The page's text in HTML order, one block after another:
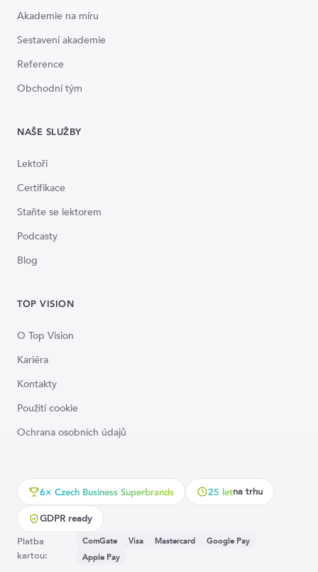
Akademie na míru
Sestavení akademie
Reference
Obchodní tým
NAŠE SLUŽBY
Lektoři
Certifikace
Staňte se lektorem
Podcasty
Blog
TOP VISION
O Top Vision
Kariéra
Kontakty
Použití cookie
Ochrana osobních údajů
6× Czech Business Superbrands 25 letna trhu
GDPR ready
Platba
kartou:
ComGate Visa Mastercard
Google Pay
Apple Pay